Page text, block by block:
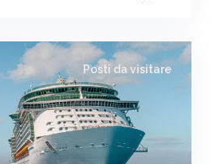
Posti da visitare